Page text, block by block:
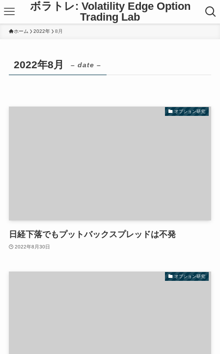
ボラトレ: Volatility Edge Option
Trading Lab
ホーム 2022年 8月
2022年8月 – date –
オプション研究
日経下落でもプットバックスプレッドは不発
2022年8月30日
オプション研究